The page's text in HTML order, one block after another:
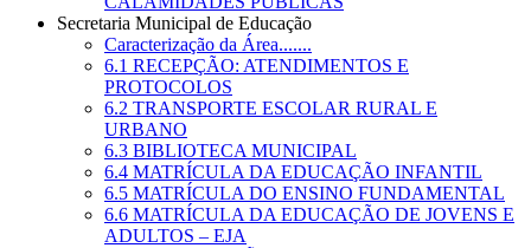
Secretaria Municipal de Educação
Caracterização da Área.......
6.1 RECEPÇÃO: ATENDIMENTOS E
PROTOCOLOS
6.2 TRANSPORTE ESCOLAR RURAL E
URBANO
6.3 BIBLIOTECA MUNICIPAL
6.4 MATRÍCULA DA EDUCAÇÃO INFANTIL
6.5 MATRÍCULA DO ENSINO FUNDAMENTAL
6.6 MATRÍCULA DA EDUCAÇÃO DE JOVENS E
ADULTOS – EJA